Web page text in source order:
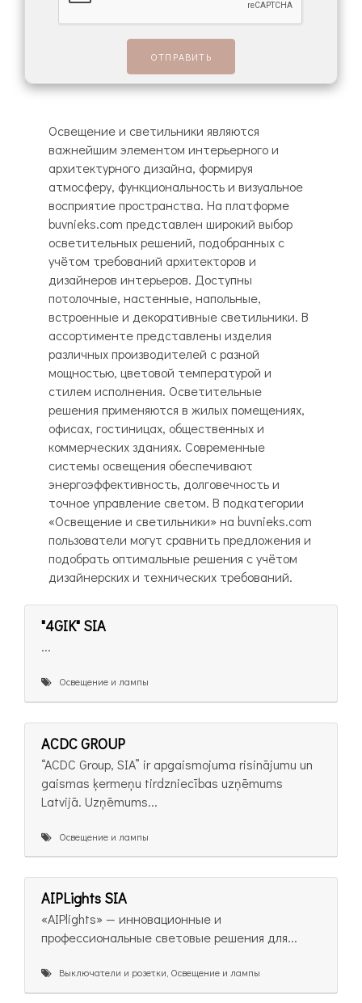
Освещение и светильники являются
важнейшим элементом интерьерного и
архитектурного дизайна, формируя
атмосферу, функциональность и визуальное
восприятие пространства. На платформе
buvnieks.com представлен широкий выбор
осветительных решений, подобранных с
учётом требований архитекторов и
дизайнеров интерьеров. Доступны
потолочные, настенные, напольные,
встроенные и декоративные светильники. В
ассортименте представлены изделия
различных производителей с разной
мощностью, цветовой температурой и
стилем исполнения. Осветительные
решения применяются в жилых помещениях,
офисах, гостиницах, общественных и
коммерческих зданиях. Современные
системы освещения обеспечивают
энергоэффективность, долговечность и
точное управление светом. В подкатегории
«Освещение и светильники» на buvnieks.com
пользователи могут сравнить предложения и
подобрать оптимальные решения с учётом
дизайнерских и технических требований.
"4GIK" SIA
...
Освещение и лампы
ACDC GROUP
“ACDC Group, SIA” ir apgaismojuma risinājumu un
gaismas ķermeņu tirdzniecības uzņēmums
Latvijā. Uzņēmums...
Освещение и лампы
AIPLights SIA
«AIPlights» — инновационные и
профессиональные световые решения для...
Выключатели и розетки, Освещение и лампы